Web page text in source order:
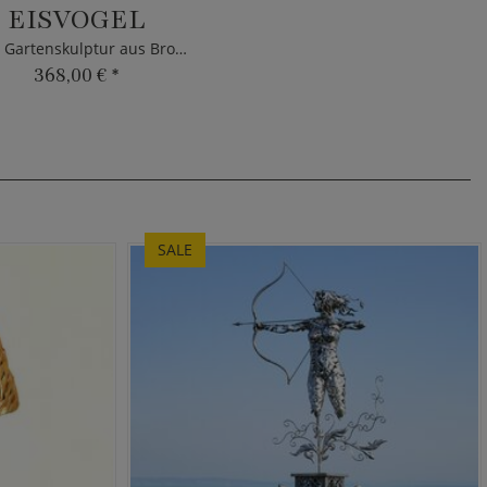
EISVOGEL
Vogel Gartenskulptur aus Bronze
368,00 € *
SALE